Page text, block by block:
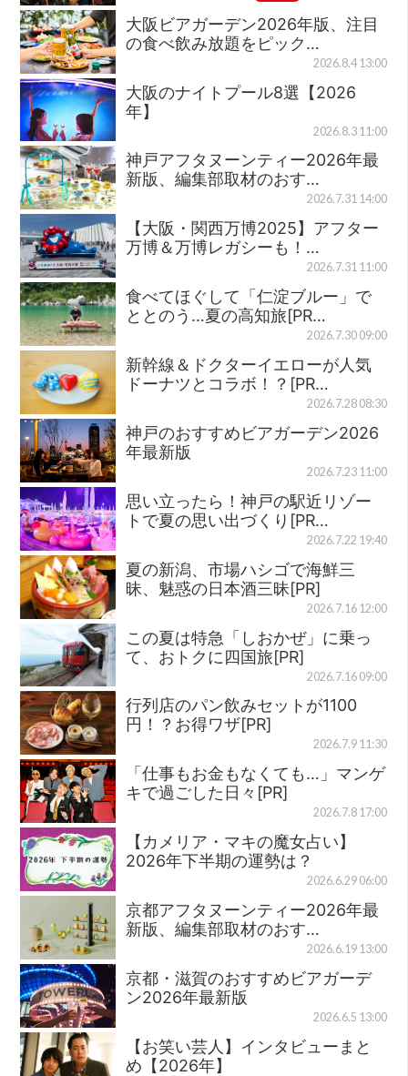
大阪ビアガーデン2026年版、注目
の食べ飲み放題をピック…
2026.8.4 13:00
大阪のナイトプール8選【2026
年】
2026.8.3 11:00
神戸アフタヌーンティー2026年最
新版、編集部取材のおす…
2026.7.31 14:00
【大阪・関西万博2025】アフター
万博＆万博レガシーも！…
2026.7.31 11:00
食べてほぐして「仁淀ブルー」で
ととのう…夏の高知旅[PR…
2026.7.30 09:00
新幹線＆ドクターイエローが人気
ドーナツとコラボ！？[PR…
2026.7.28 08:30
神戸のおすすめビアガーデン2026
年最新版
2026.7.23 11:00
思い立ったら！神戸の駅近リゾー
トで夏の思い出づくり[PR…
2026.7.22 19:40
夏の新潟、市場ハシゴで海鮮三
昧、魅惑の日本酒三昧[PR]
2026.7.16 12:00
この夏は特急「しおかぜ」に乗っ
て、おトクに四国旅[PR]
2026.7.16 09:00
行列店のパン飲みセットが1100
円！？お得ワザ[PR]
2026.7.9 11:30
「仕事もお金もなくても…」マンゲ
キで過ごした日々[PR]
2026.7.8 17:00
【カメリア・マキの魔女占い】
2026年下半期の運勢は？
2026.6.29 06:00
京都アフタヌーンティー2026年最
新版、編集部取材のおす…
2026.6.19 13:00
京都・滋賀のおすすめビアガーデ
ン2026年最新版
2026.6.5 13:00
【お笑い芸人】インタビューまと
め【2026年】